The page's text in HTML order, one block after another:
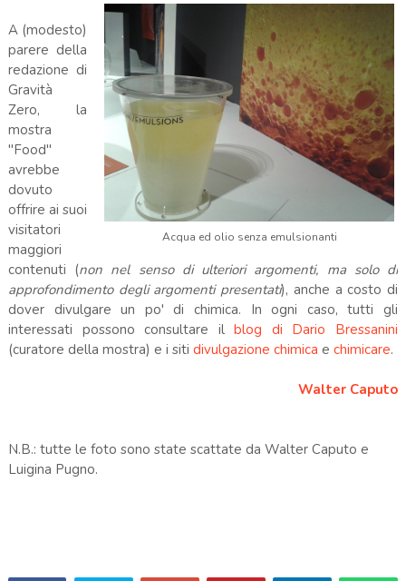
Acqua ed olio senza emulsionanti
A (modesto)
parere della
redazione di
Gravità
Zero, la
mostra
"Food"
avrebbe
dovuto
offrire ai suoi
visitatori
maggiori
contenuti (non nel senso di ulteriori argomenti, ma solo di
approfondimento degli argomenti presentati), anche a costo di
dover divulgare un po' di chimica. In ogni caso, tutti gli
interessati possono consultare ilblog di Dario Bressanini
(curatore della mostra) e i siti divulgazione chimica e chimicare.
Walter Caputo
N.B.: tutte le foto sono state scattate da Walter Caputo e
Luigina Pugno.